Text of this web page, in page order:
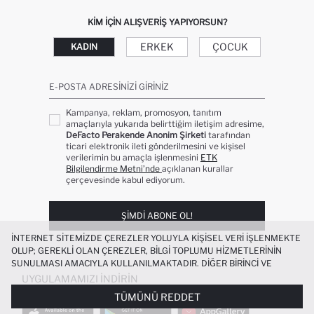
KIM IÇIN ALIŞVERIŞ YAPIYORSUN?
KADIN ERKEK ÇOCUK
E-POSTA ADRESINIZI GIRINIZ
Kampanya, reklam, promosyon, tanıtım
amaçlarıyla yukarıda belirttiğim iletişim adresime,
DeFacto Perakende Anonim Şirketi tarafından
ticari elektronik ileti gönderilmesini ve kişisel
verilerimin bu amaçla işlenmesini ETK
Bilgilendirme Metni’nde açıklanan kurallar
çerçevesinde kabul ediyorum.
ŞIMDI ABONE OL!
UYGULAMAMIZI İNDIRIN
İNTERNET SITEMIZDE ÇEREZLER YOLUYLA KIŞISEL VERI IŞLENMEKTE
OLUP; GEREKLI OLAN ÇEREZLER, BILGI TOPLUMU HIZMETLERININ
SUNULMASI AMACIYLA KULLANILMAKTADIR. DIĞER BIRINCI VE
ÜÇÜNCÜ TARAF ÇEREZLER ISE SIZE DAHA IYI BIR ALIŞVERIŞ
DENEYIMI SUNULABILMESI, SITEMIZIN DAHA IŞLEVSEL KILINMASI VE
KIŞISELLEŞTIRMESI VE AÇIK RIZA VERMENIZ HALINDE, SIZLERE
TÜMÜNÜ REDDET